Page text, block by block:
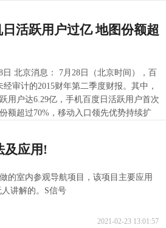
活跃用户过亿 地图份额超
日 北京消息： 7月28日（北京时间），百
审计的2015财年第二季度财报。其中，
用户达6.29亿，手机百度日活跃用户首次
额超过70%，移动入口领先优势持续扩
及应用!
的室内参观导航项目，该项目主要应用
讲解的。S信号
2021-02-23 13:01:57